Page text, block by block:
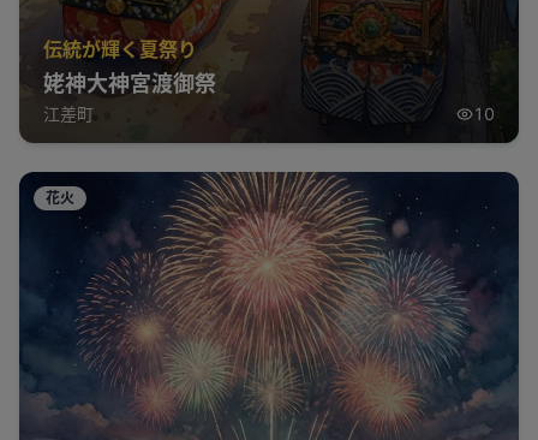
伝統が輝く夏祭り
姥神大神宮渡御祭
江差町 10
花火